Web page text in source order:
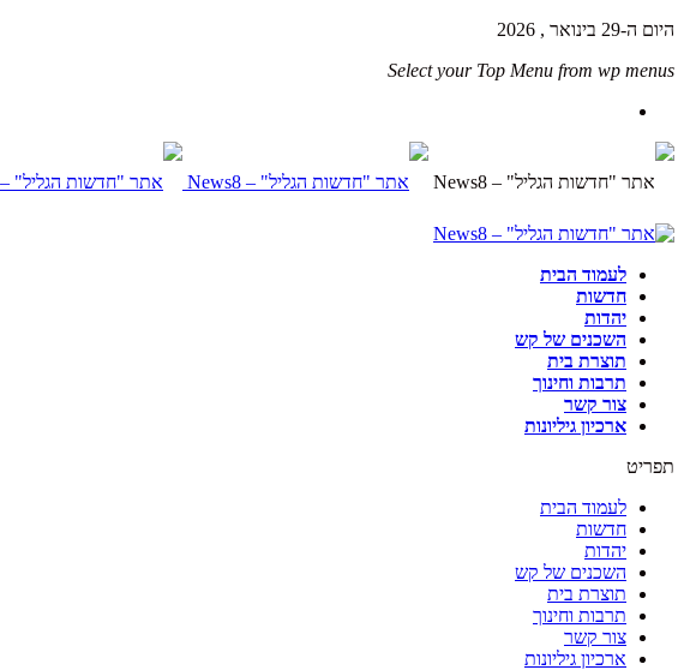
היום ה-29 בינואר , 2026
Select your Top Menu from wp menus
לעמוד הבית
חדשות
יהדות
השכנים של קש
תוצרת בית
תרבות וחינוך
צור קשר
ארכיון גיליונות
תפריט
לעמוד הבית
חדשות
יהדות
השכנים של קש
תוצרת בית
תרבות וחינוך
צור קשר
ארכיון גיליונות